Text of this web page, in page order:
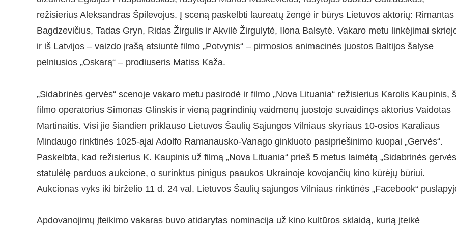
režisierius Aleksandras Špilevojus. Į sceną paskelbti laureatų žengė ir būrys Lietuvos aktorių: Rimantas
Bagdzevičius, Tadas Gryn, Ridas Žirgulis ir Akvilė Žirgulytė, Ilona Balsytė. Vakaro metu linkėjimai
ir iš Latvijos – vaizdo įrašą atsiuntė filmo „Potvynis“ – pirmosios animacinės juostos Baltijos šalyse
pelniusios „Oskarą“ – prodiuseris Matiss Kaža.
„Sidabrinės gervės“ scenoje vakaro metu pasirodė ir filmo „Nova Lituania“ režisierius Karolis Kaupinis,
filmo operatorius Simonas Glinskis ir vieną pagrindinių vaidmenų juostoje suvaidinęs aktorius Vaidotas
Martinaitis. Visi jie šiandien priklauso Lietuvos Šaulių Sąjungos Vilniaus skyriaus 10-osios Karaliaus
Mindaugo rinktinės 1025-ajai Adolfo Ramanausko-Vanago ginkluoto pasipriešinimo kuopai „Gervės“.
Paskelbta, kad režisierius K. Kaupinis už filmą „Nova Lituania“ prieš 5 metus laimėtą „Sidabrinės
statulėlę parduos aukcione, o surinktus pinigus paaukos Ukrainoje kovojančių kino kūrėjų būriui.
Aukcionas vyks iki birželio 11 d. 24 val. Lietuvos Šaulių sąjungos Vilniaus rinktinės „Facebook“
Apdovanojimų įteikimo vakaras buvo atidarytas nominacija už kino kultūros sklaidą, kurią įteikė